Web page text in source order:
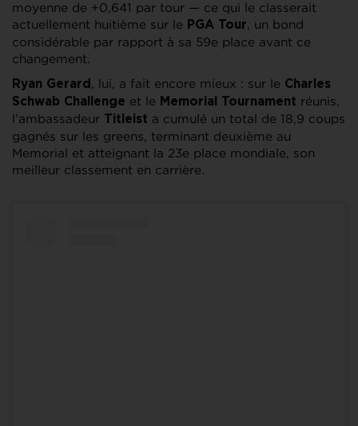
moyenne de +0,641 par tour — ce qui le classerait
actuellement huitième sur le PGA Tour, un bond
considérable par rapport à sa 59e place avant ce
changement.
Ryan Gerard , lui, a fait encore mieux : sur le Charles
Schwab Challenge et le Memorial Tournament réunis,
l’ambassadeur
Titleist a cumulé un total de 18,9 coups
gagnés sur les greens, terminant deuxième au
Memorial et atteignant la 23e place mondiale, son
meilleur classement en carrière.